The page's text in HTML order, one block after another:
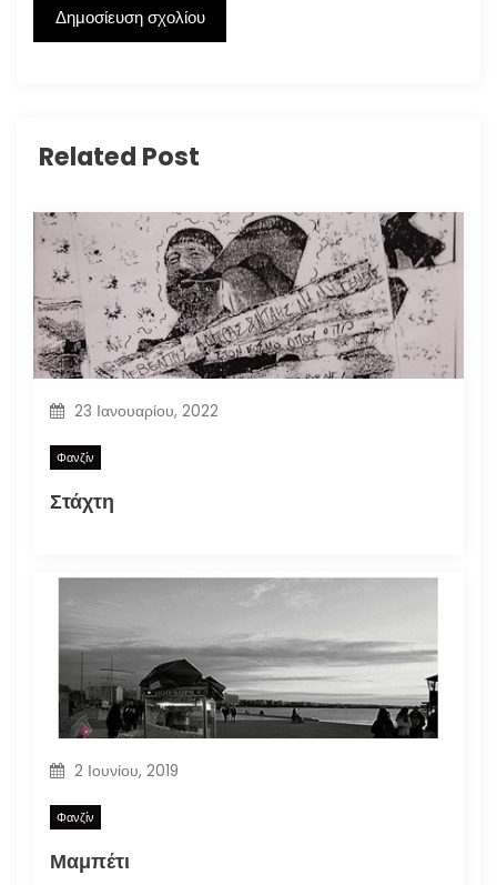
Related Post
23 Ιανουαρίου, 2022
Φανζίν
Στάχτη
2 Ιουνίου, 2019
Φανζίν
Μαμπέτι